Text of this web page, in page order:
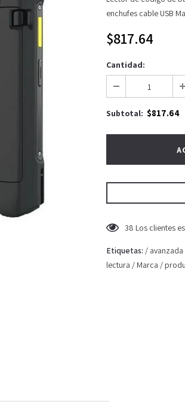
enchufes cable USB
$817.64
Cantidad:
Subtotal: $817.64
200Los clientes
Etiquetas: / avanzada
lectura / Marca /